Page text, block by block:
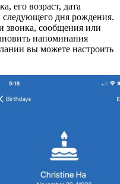
его возраст, дата
следующего дня рождения.
звонка, сообщения или
напоминания
вы можете настроить